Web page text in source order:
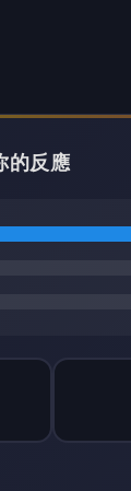
的反應